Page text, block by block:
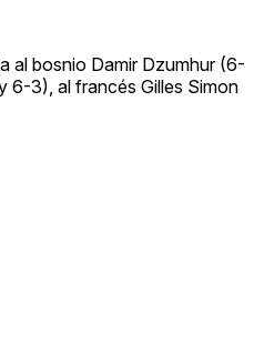
al bosnio Damir Dzumhur (6-
6-3), al francés Gilles Simon